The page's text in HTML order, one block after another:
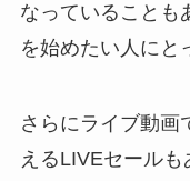
なっていることも
を始めたい人にと
さらにライブ動画
えるLIVEセール